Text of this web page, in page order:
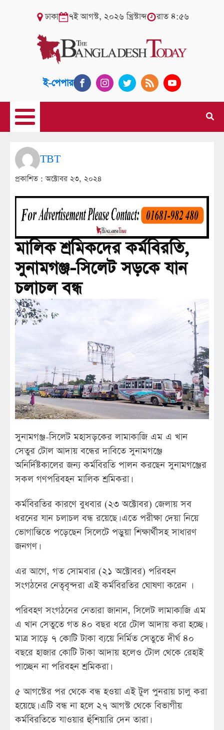
ঢাকা ৭ই আগস্ট, ২০২৬ খ্রিস্টাব্দ রাত ৪:৫৬
ই-পেপার
TBT
প্রকাশিত :অক্টোবর ২৩, ২০২৪
মালিক শ্রমিকদের কর্মবিরতি,
সুনামগঞ্জ-সিলেট সড়কে যান
চলাচল বন্ধ
সুনামগঞ্জ-সিলেট মহাসড়কের লামাকাজি এম এ খান
সেতুর টোল আদায় বন্ধের দাবিতে সুনামগঞ্জে
অনির্দিষ্টকালের জন্য কর্মবিরতি পালন করছেন সুনামগঞ্জের
সকল গণপরিবহন মালিক শ্রমিকরা।
কর্মবিরতির কারণে বুধবার (২৩ অক্টোবর) জেলায় সব
ধরনের যান চলাচল বন্ধ রয়েছে। এতে পরীক্ষা দেয়া নিয়ে
ভোগান্তিতে পড়েছেন সিলেটে পড়ুয়া শিক্ষার্থীসহ সাধারণ
জনগণ।
এর আগে, গত সোমবার (২১ অক্টোবর) পরিবহন
সংগঠনের নেতৃবৃন্দরা এই কর্মবিরতির ঘোষণা করেন ।
পরিবহণ সংগঠনের নেতারা জানান, সিলেট লামাকাজি এম
এ খান সেতুতে গত ৪০ বছর ধরে টোল আদায় করা হচ্ছে।
মাত্র সাড়ে ৭ কোটি টাকা ব্যয়ে নির্মিত সেতুতে দীর্ঘ ৪০
বছরে হাজার কোটি টাকা আদায় হলেও টোল থেকে রেহাই
পাচ্ছেন না পরিবহন শ্রমিকরা।
৫ আগস্টের পর থেকে বন্ধ হওয়া এই টুল পুনরায় চালু করা
হয়েছে। এটি বন্ধ না হলে ২৭ আগস্ট থেকে বিভাগীয়
কর্মবিরতিতে যাওয়ার হুঁশিয়ারি দেন তারা।